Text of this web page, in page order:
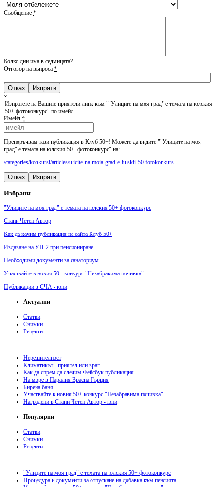
Съобщение *
Колко дни има в седмицата?
Отговор на въпроса *
Отказ
×
Изпратете на Вашите приятели линк към ""Улиците на моя град" е темата на юлския
50+ фотоконкурс" по имейл
Имейл *
Препоръчвам тази публикация в Клуб 50+! Можете да видите ""Улиците на моя
град" е темата на юлския 50+ фотоконкурс" на:
/categories/konkursi/articles/ulicite-na-moia-grad-e-iulskii-50-fotokonkurs
Отказ Изпрати
Избрани
"Улиците на моя град" е темата на юлския 50+ фотоконкурс
Стани Четен Автор
Как да качим публикация на сайта Клуб 50+
Издаване на УП-2 при пенсиониране
Необходими документи за санаториум
Участвайте в новия 50+ конкурс "Незабравима почивка"
Публикации в СЧА - юни
Актуални
Статии
Снимки
Рецепти
Нерешителност
Климатикът - приятел или враг
Как да спрем да следим Фейсбук публикация
На море в Паралия Врасна Гърция
Бирена баня
Участвайте в новия 50+ конкурс "Незабравима почивка"
Наградени в Стани Четен Автор - юни
Популярни
Статии
Снимки
Рецепти
"Улиците на моя град" е темата на юлския 50+ фотоконкурс
Процедура и документи за отпускане на добавка към пенсията